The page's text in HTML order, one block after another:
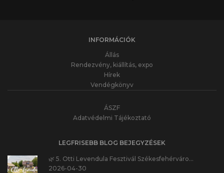
INFORMÁCIÓK
Állás
Rendezvény, kiállítás, expo
Hírek
Vendégkönyv
ÁSZF
Adatvédelmi Tájékoztató
LEGFRISEBB BLOG BEJEGYZÉSEK
🌿 5. Otti Levendula Fesztivál Székesfehérváro…
2026-04-30